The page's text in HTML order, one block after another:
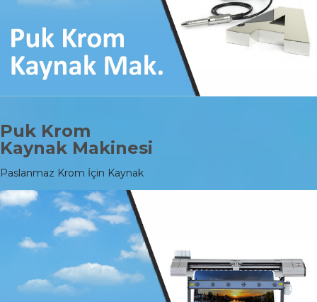
Puk Krom
Kaynak Makinesi
Paslanmaz Krom İçin Kaynak